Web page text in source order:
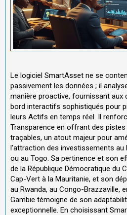
Le logiciel SmartAsset ne se
passivement les données ; il
manière proactive, fournissant aux
bord interactifs sophistiqués pour
leurs Actifs en temps réel. Il
Transparence en offrant des
traçables, un atout majeur pour
l'attraction des investissements au
ou au Togo. Sa pertinence et son
de la République Démocratique du
Cap-Vert à la Mauritanie, et son
au Rwanda, au Congo-Brazzaville,
Gambie témoigne de son
exceptionnelle. En choisissant